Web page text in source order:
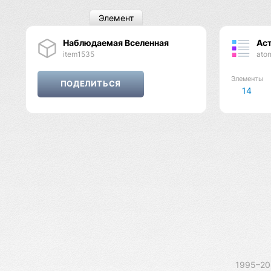
Наблюдаемая Вселенная
item1535
Элемент
Элементы
14